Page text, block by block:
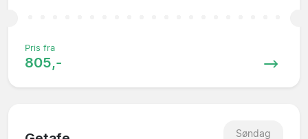
Pris fra
805,-
Søndag